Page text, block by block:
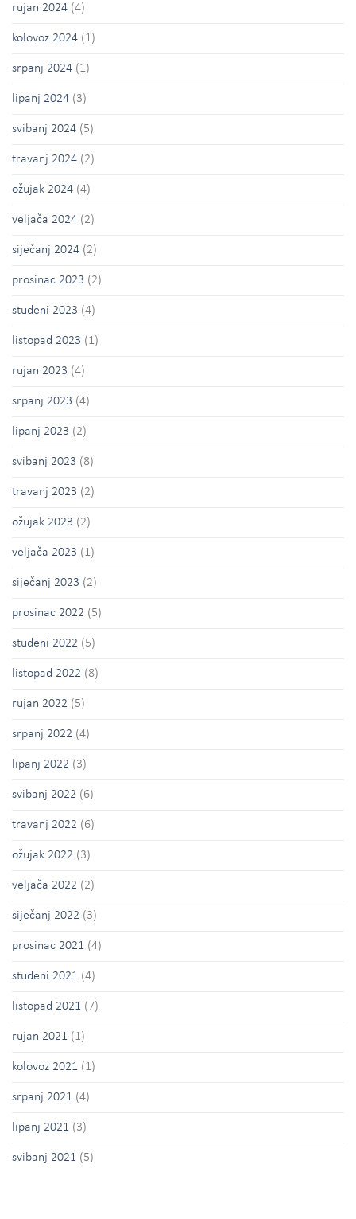
rujan 2024 (4)
kolovoz 2024 (1)
srpanj 2024 (1)
lipanj 2024 (3)
svibanj 2024 (5)
travanj 2024 (2)
ožujak 2024 (4)
veljača 2024 (2)
siječanj 2024 (2)
prosinac 2023 (2)
studeni 2023 (4)
listopad 2023 (1)
rujan 2023 (4)
srpanj 2023 (4)
lipanj 2023 (2)
svibanj 2023 (8)
travanj 2023 (2)
ožujak 2023 (2)
veljača 2023 (1)
siječanj 2023 (2)
prosinac 2022 (5)
studeni 2022 (5)
listopad 2022 (8)
rujan 2022 (5)
srpanj 2022 (4)
lipanj 2022 (3)
svibanj 2022 (6)
travanj 2022 (6)
ožujak 2022 (3)
veljača 2022 (2)
siječanj 2022 (3)
prosinac 2021 (4)
studeni 2021 (4)
listopad 2021 (7)
rujan 2021 (1)
kolovoz 2021 (1)
srpanj 2021 (4)
lipanj 2021 (3)
svibanj 2021 (5)